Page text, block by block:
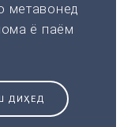
метавонед
ё паём
ДИҲЕД